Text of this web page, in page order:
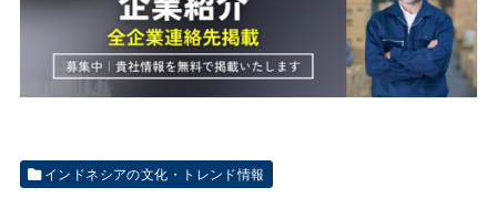
インドネシアの文化・トレンド情報